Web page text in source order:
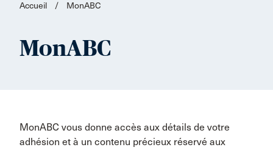
Accueil / MonABC
MonABC
MonABC vous donne accès aux détails de votre
adhésion et à un contenu précieux réservé aux